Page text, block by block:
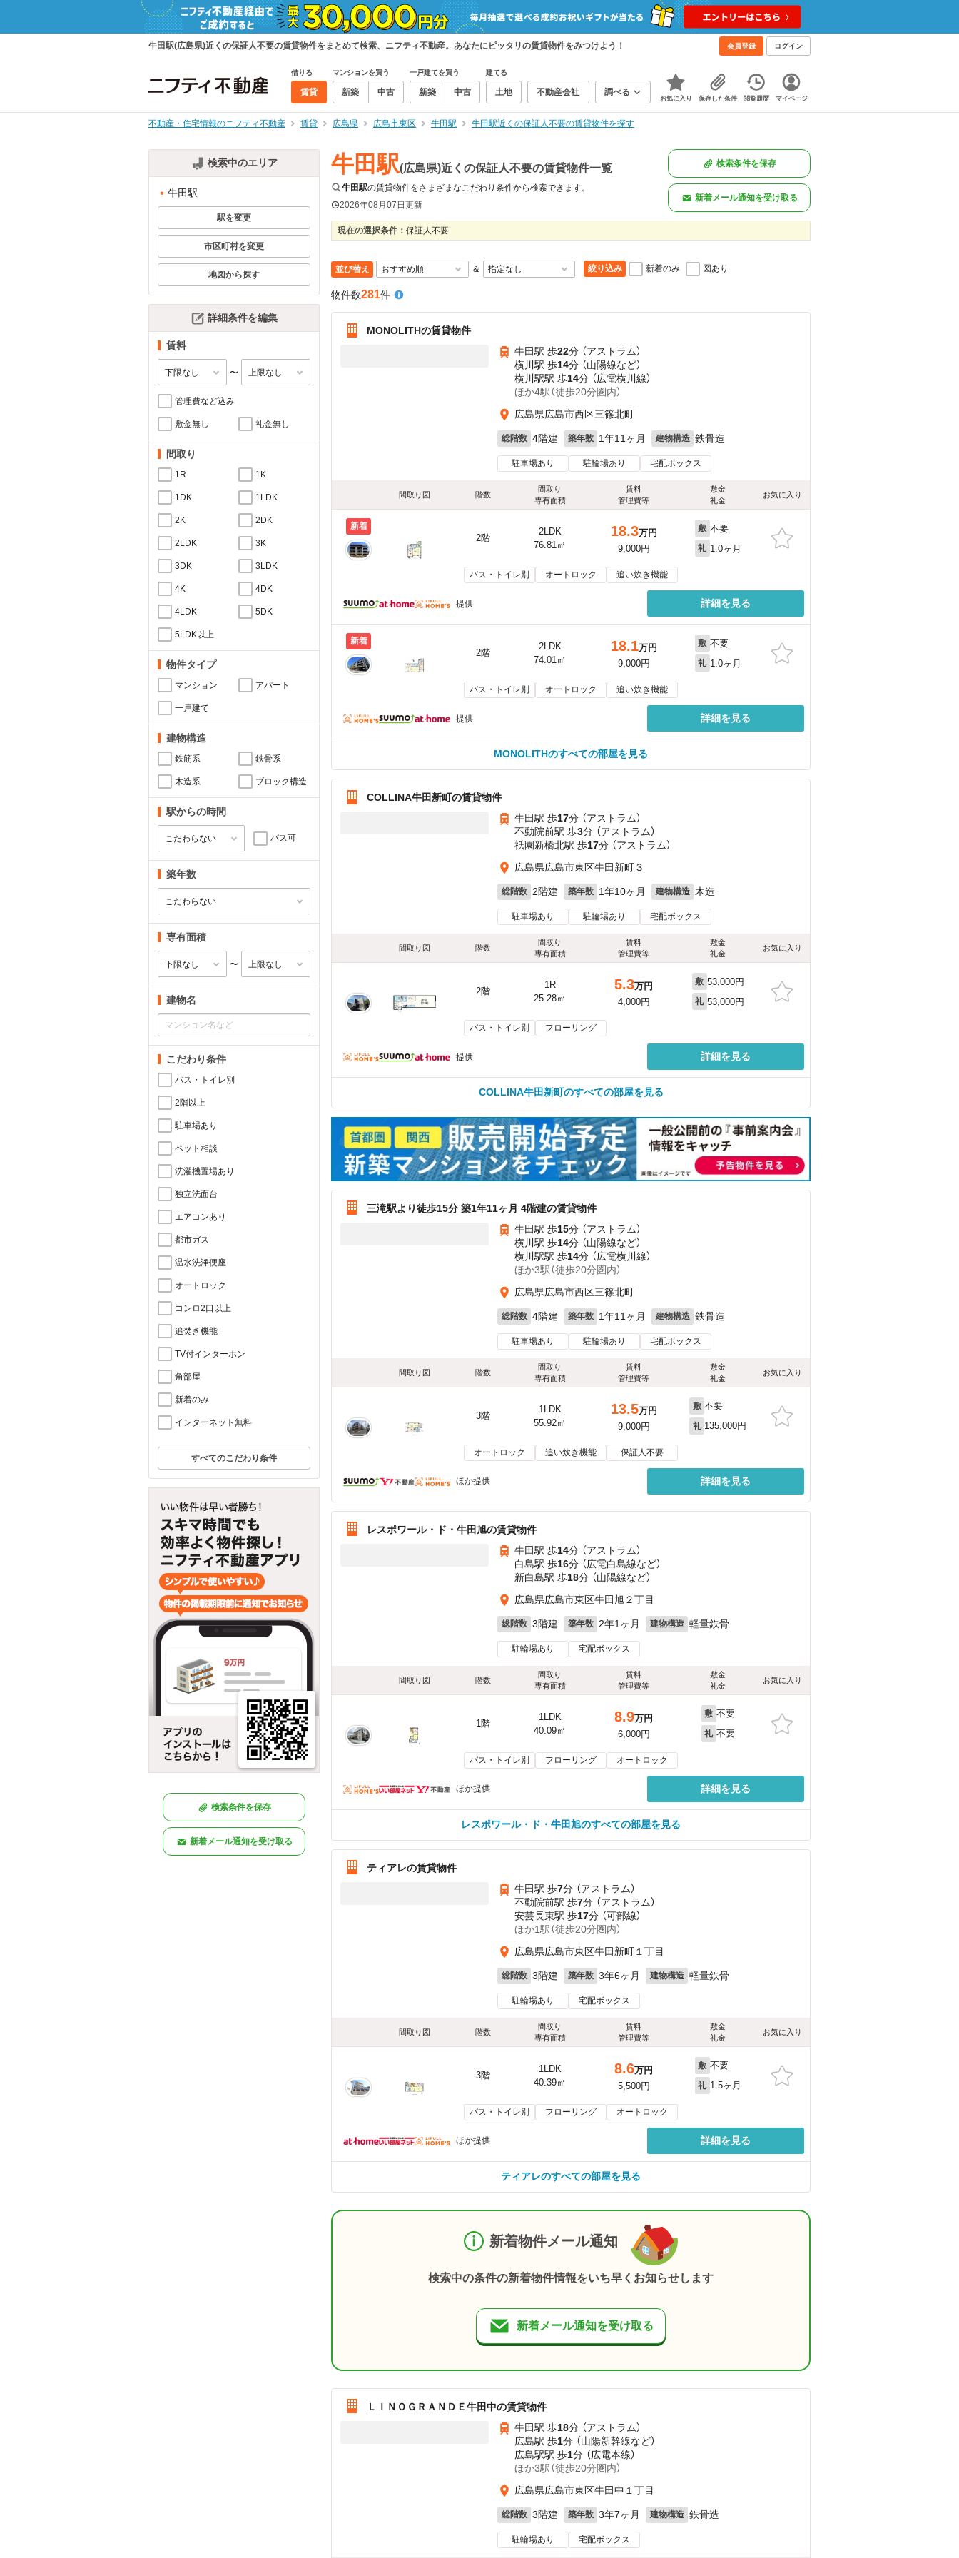
牛田駅(広島県)近くの保証人不要の賃貸物件をまとめて検索、ニフティ不動産。あなたにピッタリの賃貸物件をみつけよう！ 会員登録 ログイン
借りる
賃貸
マンションを買う
新築 中古
一戸建てを買う
新築 中古
建てる
土地 不動産会社 調べる
お気に入り 保存した条件 閲覧履歴 マイページ
不動産・住宅情報のニフティ不動産 賃貸 広島県 広島市東区 牛田駅 牛田駅近くの保証人不要の賃貸物件を探す
検索中のエリア
牛田駅
駅を変更
市区町村を変更
地図から探す
詳細条件を編集
賃料
〜
管理費など込み
敷金無し 礼金無し
間取り
1R 1K
1DK 1LDK
2K 2DK
2LDK 3K
3DK 3LDK
4K 4DK
4LDK 5DK
5LDK以上
物件タイプ
マンション アパート
一戸建て
建物構造
鉄筋系 鉄骨系
木造系 ブロック構造
駅からの時間
バス可
築年数
専有面積
〜
建物名
こだわり条件
バス・トイレ別
2階以上
駐車場あり
ペット相談
洗濯機置場あり
独立洗面台
エアコンあり
都市ガス
温水洗浄便座
オートロック
コンロ2口以上
追焚き機能
TV付インターホン
角部屋
新着のみ
インターネット無料
すべてのこだわり条件
検索条件を保存
新着メール通知を受け取る
牛田駅(広島県)近くの保証人不要の賃貸物件一覧
牛田駅の賃貸物件をさまざまなこだわり条件から検索できます。
2026年08月07日更新
検索条件を保存
新着メール通知を受け取る
現在の選択条件： 保証人不要
並び替え ＆ 絞り込み 新着のみ 図あり
物件数281件
MONOLITHの賃貸物件
牛田駅 歩22分 （アストラム）
横川駅 歩14分 （山陽線など）
横川駅駅 歩14分 （広電横川線）
ほか4駅（徒歩20分圏内）
広島県広島市西区三篠北町
総階数 4階建 築年数 1年11ヶ月 建物構造 鉄骨造
駐車場あり 駐輪場あり 宅配ボックス
間取り図 階数
間取り
専有面積
賃料
管理費等
敷金
礼金
お気に入り
新着
2階
2LDK
76.81㎡
18.3万円
9,000円
敷 不要
礼 1.0ヶ月
バス・トイレ別 オートロック 追い炊き機能
提供 詳細を見る
新着
2階
2LDK
74.01㎡
18.1万円
9,000円
敷 不要
礼 1.0ヶ月
バス・トイレ別 オートロック 追い炊き機能
提供 詳細を見る
MONOLITHのすべての部屋を見る
COLLINA牛田新町の賃貸物件
牛田駅 歩17分 （アストラム）
不動院前駅 歩3分 （アストラム）
祇園新橋北駅 歩17分 （アストラム）
広島県広島市東区牛田新町３
総階数 2階建 築年数 1年10ヶ月 建物構造 木造
駐車場あり 駐輪場あり 宅配ボックス
間取り図 階数
間取り
専有面積
賃料
管理費等
敷金
礼金
お気に入り
2階
1R
25.28㎡
5.3万円
4,000円
敷 53,000円
礼 53,000円
バス・トイレ別 フローリング
提供 詳細を見る
COLLINA牛田新町のすべての部屋を見る
三滝駅より徒歩15分 築1年11ヶ月 4階建の賃貸物件
牛田駅 歩15分 （アストラム）
横川駅 歩14分 （山陽線など）
横川駅駅 歩14分 （広電横川線）
ほか3駅（徒歩20分圏内）
広島県広島市西区三篠北町
総階数 4階建 築年数 1年11ヶ月 建物構造 鉄骨造
駐車場あり 駐輪場あり 宅配ボックス
間取り図 階数
間取り
専有面積
賃料
管理費等
敷金
礼金
お気に入り
3階
1LDK
55.92㎡
13.5万円
9,000円
敷 不要
礼 135,000円
オートロック 追い炊き機能 保証人不要
ほか提供 詳細を見る
レスポワール・ド・牛田旭の賃貸物件
牛田駅 歩14分 （アストラム）
白島駅 歩16分 （広電白島線など）
新白島駅 歩18分 （山陽線など）
広島県広島市東区牛田旭２丁目
総階数 3階建 築年数 2年1ヶ月 建物構造 軽量鉄骨
駐輪場あり 宅配ボックス
間取り図 階数
間取り
専有面積
賃料
管理費等
敷金
礼金
お気に入り
1階
1LDK
40.09㎡
8.9万円
6,000円
敷 不要
礼 不要
バス・トイレ別 フローリング オートロック
ほか提供 詳細を見る
レスポワール・ド・牛田旭のすべての部屋を見る
ティアレの賃貸物件
牛田駅 歩7分 （アストラム）
不動院前駅 歩7分 （アストラム）
安芸長束駅 歩17分 （可部線）
ほか1駅（徒歩20分圏内）
広島県広島市東区牛田新町１丁目
総階数 3階建 築年数 3年6ヶ月 建物構造 軽量鉄骨
駐輪場あり 宅配ボックス
間取り図 階数
間取り
専有面積
賃料
管理費等
敷金
礼金
お気に入り
3階
1LDK
40.39㎡
8.6万円
5,500円
敷 不要
礼 1.5ヶ月
バス・トイレ別 フローリング オートロック
ほか提供 詳細を見る
ティアレのすべての部屋を見る
新着物件メール通知
検索中の条件の新着物件情報をいち早くお知らせします
新着メール通知を受け取る
ＬＩＮＯＧＲＡＮＤＥ牛田中の賃貸物件
牛田駅 歩18分 （アストラム）
広島駅 歩1分 （山陽新幹線など）
広島駅駅 歩1分 （広電本線）
ほか3駅（徒歩20分圏内）
広島県広島市東区牛田中１丁目
総階数 3階建 築年数 3年7ヶ月 建物構造 鉄骨造
駐輪場あり 宅配ボックス